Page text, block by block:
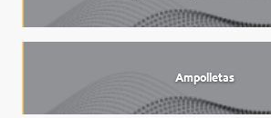
Ampolletas